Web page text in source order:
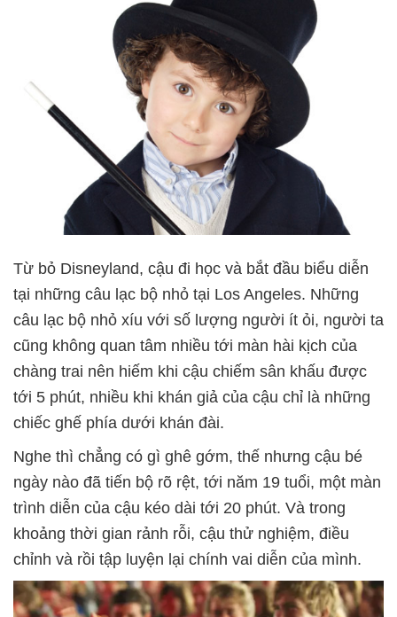
Từ bỏ Disneyland, cậu đi học và bắt đầu biểu diễn
tại những câu lạc bộ nhỏ tại Los Angeles. Những
câu lạc bộ nhỏ xíu với số lượng người ít ỏi, người ta
cũng không quan tâm nhiều tới màn hài kịch của
chàng trai nên hiếm khi cậu chiếm sân khấu được
tới 5 phút, nhiều khi khán giả của cậu chỉ là những
chiếc ghế phía dưới khán đài.
Nghe thì chẳng có gì ghê gớm, thế nhưng cậu bé
ngày nào đã tiến bộ rõ rệt, tới năm 19 tuổi, một màn
trình diễn của cậu kéo dài tới 20 phút. Và trong
khoảng thời gian rảnh rỗi, cậu thử nghiệm, điều
chỉnh và rồi tập luyện lại chính vai diễn của mình.